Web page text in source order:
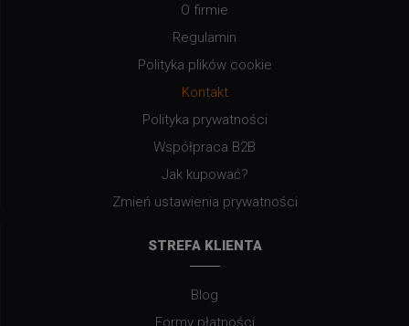
O firmie
Regulamin
Polityka plików cookie
Kontakt
Polityka prywatności
Współpraca B2B
Jak kupować?
Zmień ustawienia prywatności
STREFA KLIENTA
Blog
Formy płatności